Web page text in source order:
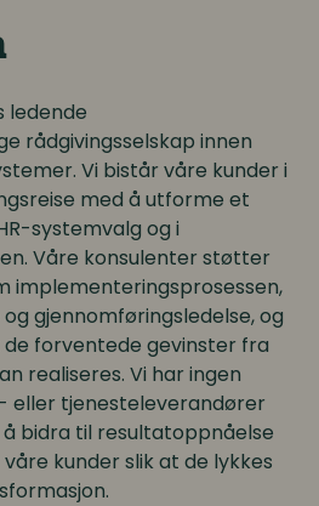
HR
HR
ledende
rådgivingsselskap innen
Vi bistår våre kunder i
med å utforme et
systemvalg og i
Våre konsulenter støtter
implementeringsprosessen,
gjennomføringsledelse, og
forventede gevinster fra
realiseres. Vi har ingen
eller tjenesteleverandører
bidra til resultatoppnåelse
kunder slik at de lykkes